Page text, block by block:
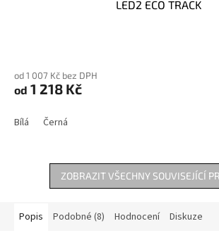
LED2 ECO TRACK
od 1 007 Kč bez DPH
od 1 218 Kč
Bílá Černá
ZOBRAZIT VŠECHNY SOUVISEJÍCÍ
Popis Podobné (8) Hodnocení Diskuze